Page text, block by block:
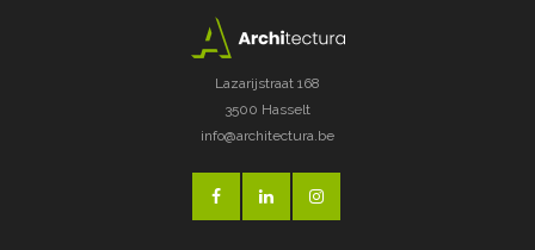
Lazarijstraat 168
3500 Hasselt
info@architectura.be